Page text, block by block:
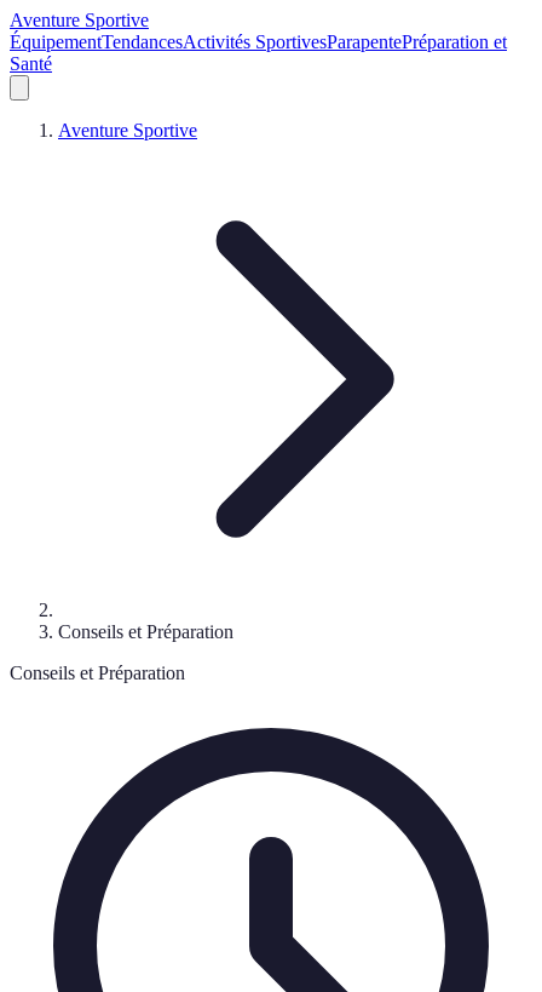
Aventure Sportive
ÉquipementTendancesActivités SportivesParapentePréparation et
Santé
Aventure Sportive
Conseils et Préparation
Conseils et Préparation